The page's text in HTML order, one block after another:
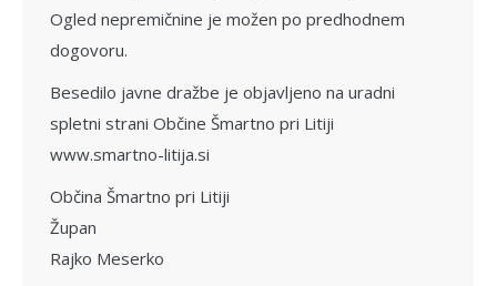
Ogled nepremičnine je možen po predhodnem
dogo­voru.
Besedilo javne dražbe je objavljeno na uradni
spletni strani Občine Šmartno pri Litiji
www.smartno-litija.si
Občina Šmartno pri Litiji
Župan
Rajko Meserko